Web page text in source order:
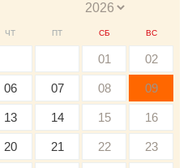
ЧТ ПТ СБ ВС
01 02
06 07 08 09
13 14 15 16
20 21 22 23